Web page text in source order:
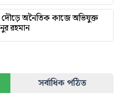
দৌড়ে অনৈতিক কাজে অভিযুক্ত
রহমান
সর্বাধিক পঠিত